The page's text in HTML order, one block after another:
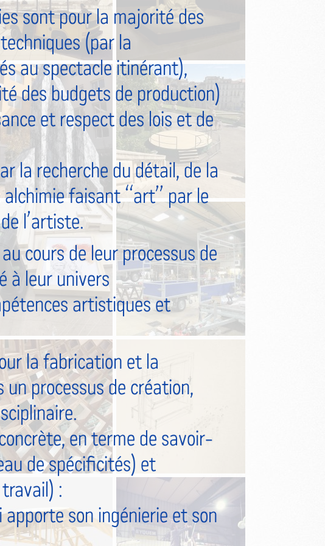
sont pour la majorité des
(par la
au spectacle itinérant),
des budgets de production)
et respect des lois et de
la recherche du détail, de la
faisant “art” par le
l’artiste.
cours de leur processus de
à leur univers
artistiques et
la fabrication et la
un processus de création,
en terme de savoir-
de spécificités) et
:
son ingénierie et son